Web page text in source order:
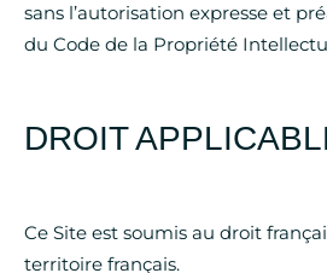
sans l’autorisation expresse et
du Code de la Propriété
DROIT
Ce Site est soumis au droit
territoire français.